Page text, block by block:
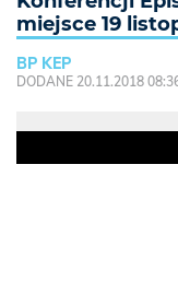
miejsce 19
BP KEP
DODANE 20.11.2018